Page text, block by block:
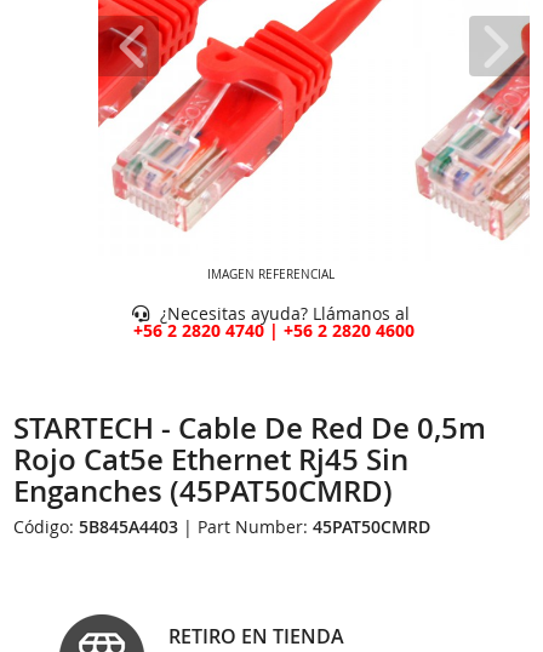
IMAGEN REFERENCIAL
¿Necesitas ayuda? Llámanos al
+56 2 2820 4740 | +56 2 2820 4600
STARTECH - Cable De Red De 0,5m
Rojo Cat5e Ethernet Rj45 Sin
Enganches (45PAT50CMRD)
Código:5B845A4403 | Part Number:45PAT50CMRD
RETIRO EN TIENDA